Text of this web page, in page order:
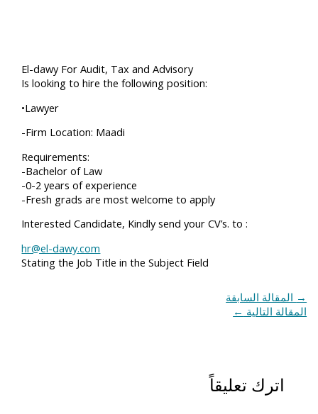
El-dawy For Audit, Tax and Advisory
Is looking to hire the following position:
•Lawyer
-Firm Location: Maadi
Requirements:
-Bachelor of Law
-0-2 years of experience
-Fresh grads are most welcome to apply
Interested Candidate, Kindly send your CV’s. to :
hr@el-dawy.com
Stating the Job Title in the Subject Field
→ المقالة السابقة
المقالة التالية ←
اترك تعليقاً